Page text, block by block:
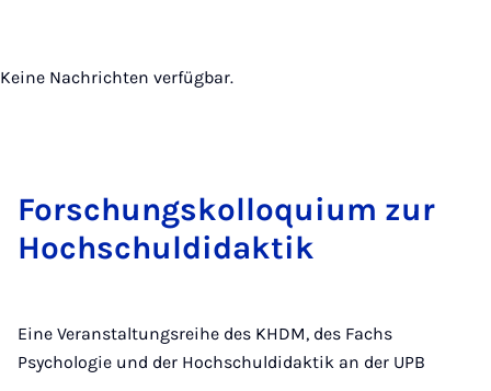
Keine Nachrichten verfügbar.
For­schungs­kol­lo­qui­um zur
Hoch­schul­di­dak­tik
Eine Veranstaltungsreihe des KHDM, des Fachs
Psychologie und der Hochschuldidaktik an der UPB